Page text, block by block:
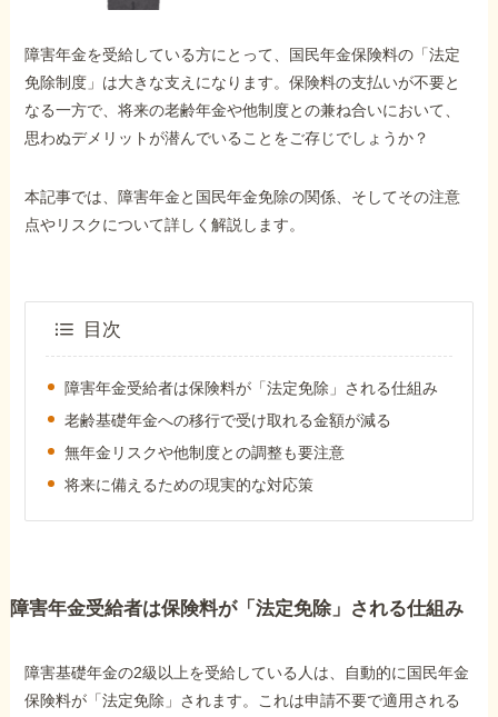
ホーム
障害年金の基礎知識
障害年金の金額
障害年金コラム
お知らせ
事務所について
お客様からの感謝のお手紙
障害年金を受給している方にとって、国民年金保険料の「法定
免除制度」は大きな支えになります。保険料の支払いが不要と
なる一方で、将来の老齢年金や他制度との兼ね合いにおいて、
思わぬデメリットが潜んでいることをご存じでしょうか？
本記事では、障害年金と国民年金免除の関係、そしてその注意
点やリスクについて詳しく解説します。
目次
障害年金受給者は保険料が「法定免除」される仕組み
老齢基礎年金への移行で受け取れる金額が減る
無年金リスクや他制度との調整も要注意
将来に備えるための現実的な対応策
障害年金受給者は保険料が「法定免除」される仕組み
障害基礎年金の2級以上を受給している人は、自動的に国民年金
保険料が「法定免除」されます。これは申請不要で適用される